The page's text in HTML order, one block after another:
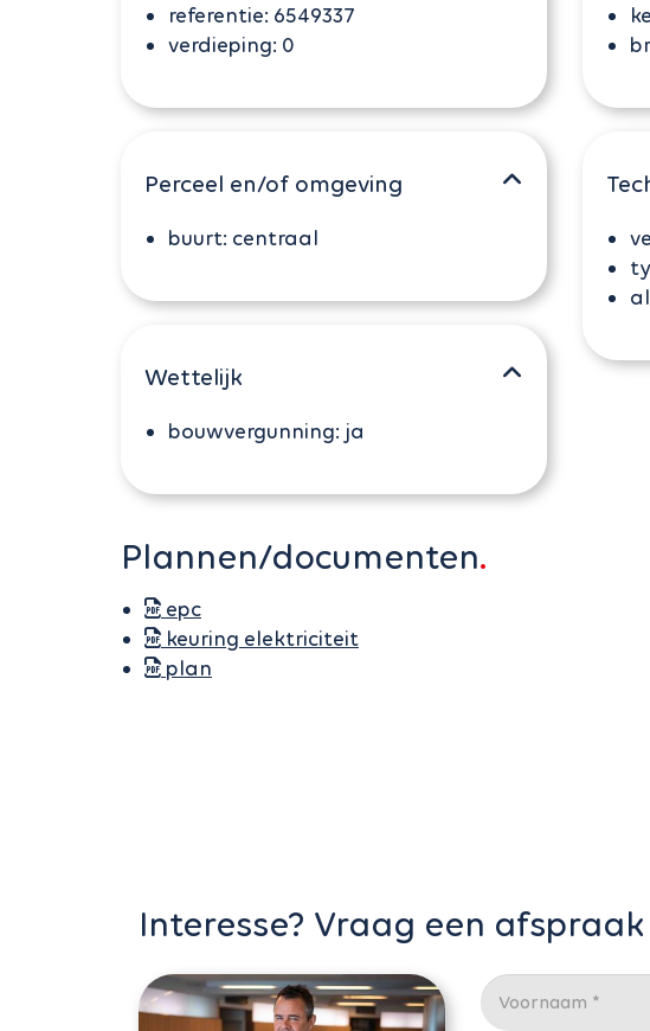
referentie: 6549337
verdieping: 0
Perceel en/of omgeving
buurt: centraal
Wettelijk
bouwvergunning: ja
Plannen/documenten
epc
keuring elektriciteit
plan
Interesse? Vraag een